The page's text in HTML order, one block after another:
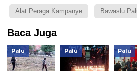
Alat Peraga Kampanye Bawaslu
Baca Juga
Palu Palu Palu